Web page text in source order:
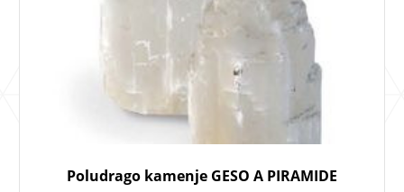
Poludrago kamenje GESO A PIRAMIDE